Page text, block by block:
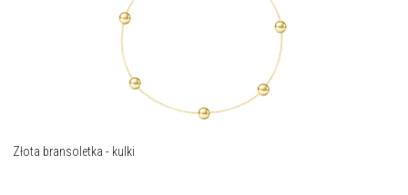
Złota bransoletka - kulki